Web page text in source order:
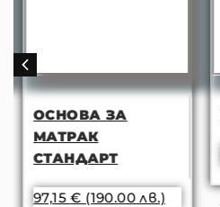
ОСНОВА ЗА
МАТРАК
СТАНДАРТ
97,15€ (190.00 лв.)